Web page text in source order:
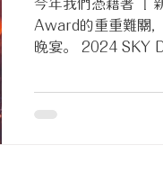
今年我們憑藉著『
Award的重重難關
晚宴。 2024 SKY
Tokyo American
會場就在觀景台的